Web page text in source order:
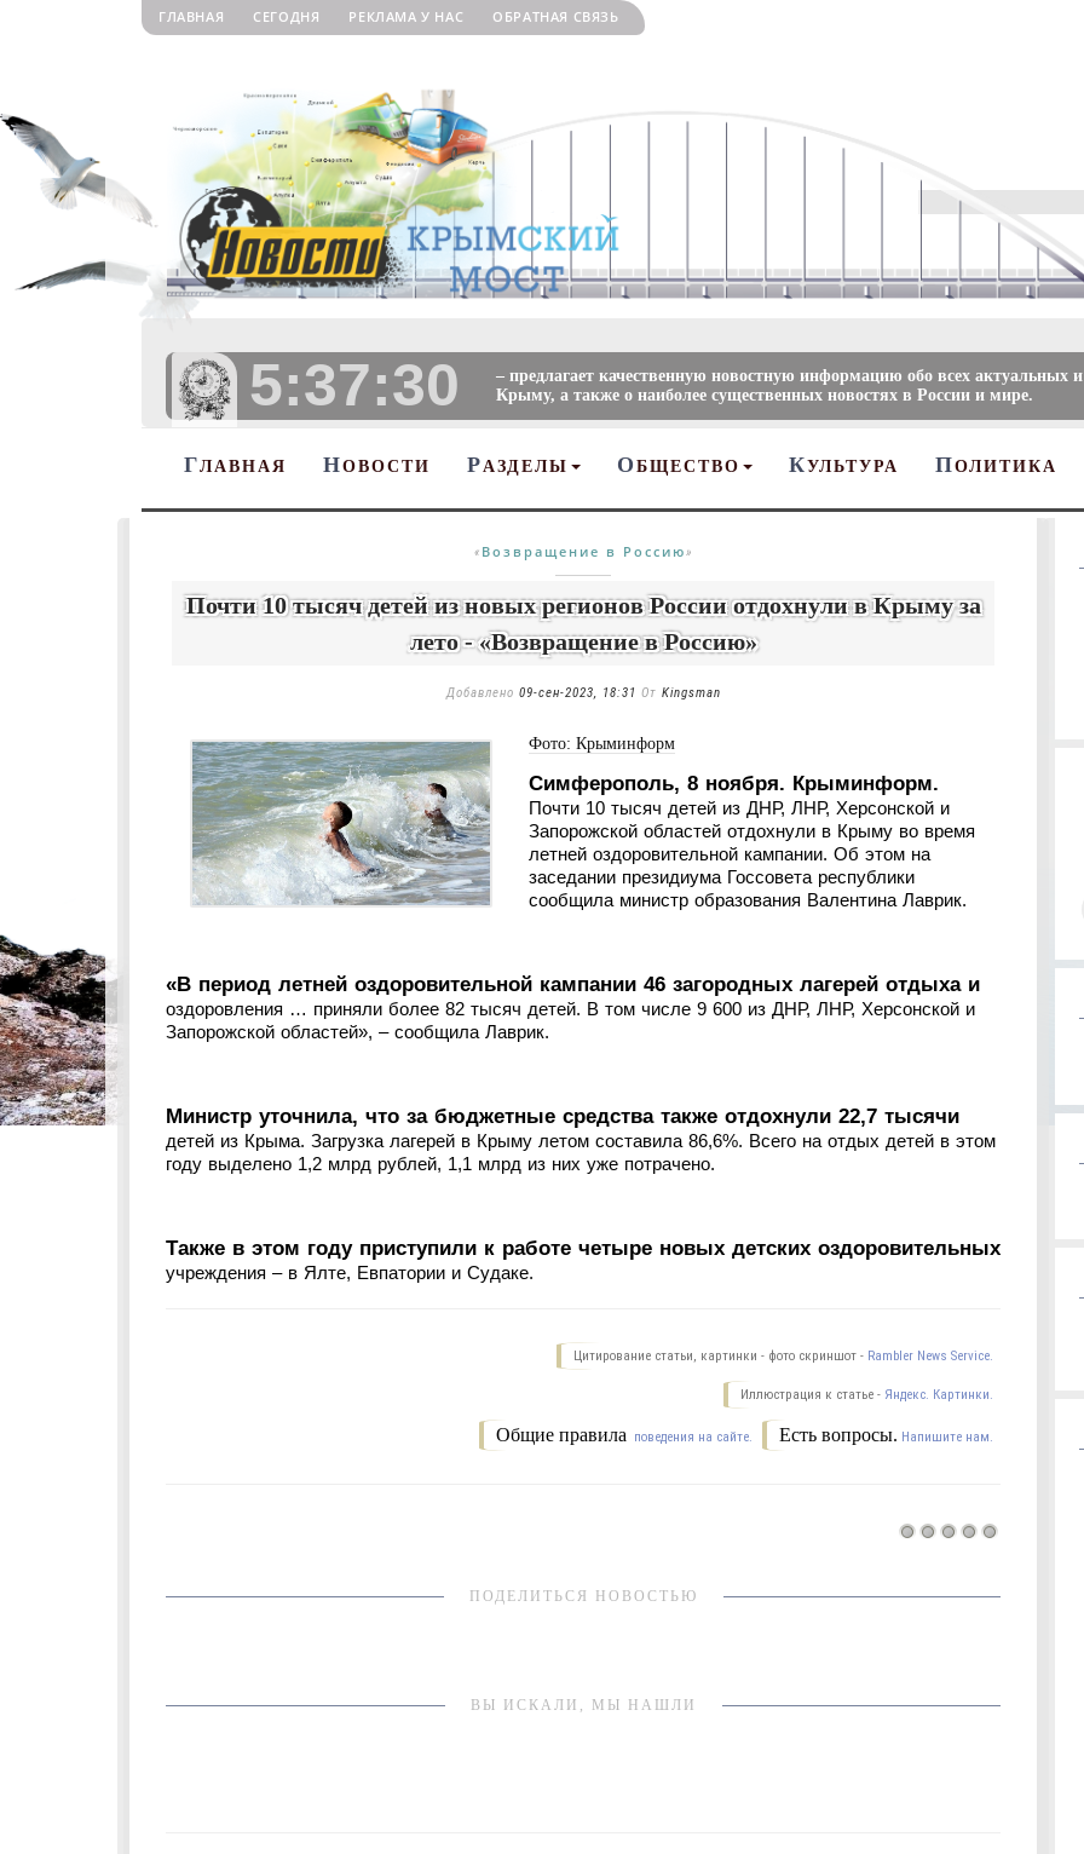
ГЛАВНАЯ СЕГОДНЯ РЕКЛАМА У НАС ОБРАТНАЯ СВЯЗЬ
5:37:31
– предлагает качественную новостную информацию обо всех актуальных
Крыму, а также о наиболее существенных новостях в России и мире.
ГЛАВНАЯ НОВОСТИ Р АЗДЕЛЫ О БЩЕСТВО КУЛЬТУРА ПОЛИТИКА
« Возвращение в Россию»
Почти 10 тысяч детей из новых регионов России отдохнули в Крыму за
лето - «Возвращение в Россию»
Добавлено 09-сен-2023, 18:31 От Kingsman
Фото: Крыминформ
Симферополь, 8 ноября. Крыминформ.
Почти 10 тысяч детей из ДНР, ЛНР, Херсонской и
Запорожской областей отдохнули в Крыму во время
летней оздоровительной кампании. Об этом на
заседании президиума Госсовета республики
сообщила министр образования Валентина Лаврик.
«В период летней оздоровительной кампании 46 загородных лагерей отдыха и
оздоровления … приняли более 82 тысяч детей. В том числе 9 600 из ДНР, ЛНР, Херсонской и
Запорожской областей», – сообщила Лаврик.
Министр уточнила, что за бюджетные средства также отдохнули 22,7 тысячи
детей из Крыма. Загрузка лагерей в Крыму летом составила 86,6%. Всего на отдых детей в этом
году выделено 1,2 млрд рублей, 1,1 млрд из них уже потрачено.
Также в этом году приступили к работе четыре новых детских оздоровительных
учреждения – в Ялте, Евпатории и Судаке.
Цитирование статьи, картинки - фото скриншот - Rambler News Service.
Иллюстрация к статье - Яндекс. Картинки.
Есть вопросы. Напишите нам.
Общие правила поведения на сайте.
ПОДЕЛИТЬСЯ НОВОСТЬЮ
ВЫ ИСКАЛИ, МЫ НАШЛИ